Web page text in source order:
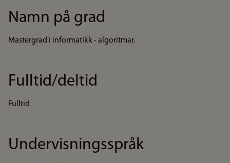
Namn på grad
Mastergrad i informatikk - algoritmar.
Fulltid/deltid
Fulltid
Undervisningsspråk